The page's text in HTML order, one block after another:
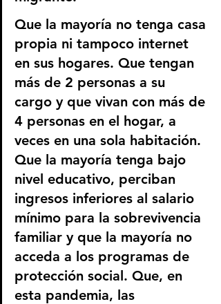
Que la mayoría no tenga casa
propia ni tampoco internet
en sus hogares. Que tengan
más de 2 personas a su
cargo y que vivan con más de
4 personas en el hogar, a
veces en una sola habitación.
Que la mayoría tenga bajo
nivel educativo, perciban
ingresos inferiores al salario
mínimo para la sobrevivencia
familiar y que la mayoría no
acceda a los programas de
protección social. Que, en
esta pandemia, las